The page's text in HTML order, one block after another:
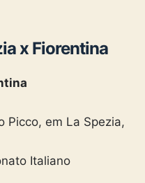
x Fiorentina
Picco, em La Spezia,
Italiano